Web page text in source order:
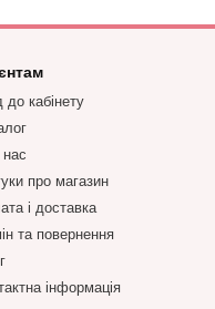
до кабінету
про магазин
і доставка
та повернення
інформація